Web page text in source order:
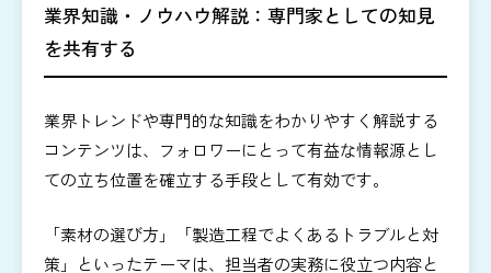
業界知識・ノウハウ解説：専門家としての知見
を共有する
業界トレンドや専門的な知識をわかりやすく解説する
コンテンツは、フォロワーにとって有益な情報源とし
ての立ち位置を確立する手段として有効です。
「素材の選び方」「製造工程でよくあるトラブルと対
策」といったテーマは、担当者の実務に役立つ内容と